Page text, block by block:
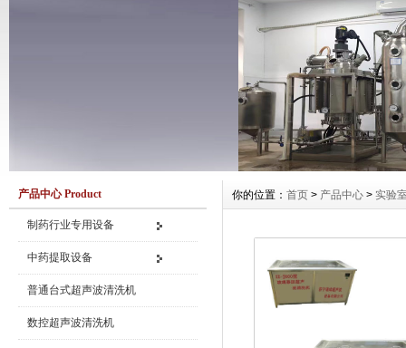
产品中心 Product
制药行业专用设备
中药提取设备
普通台式超声波清洗机
数控超声波清洗机
你的位置： 首页 > 产品中心 > 实验